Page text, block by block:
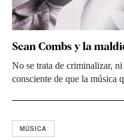
Sean Combs y la
No se trata de criminalizar,
consciente de que la música
MÚSICA